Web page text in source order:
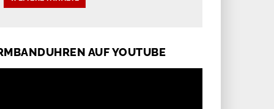
AUF YOUTUBE